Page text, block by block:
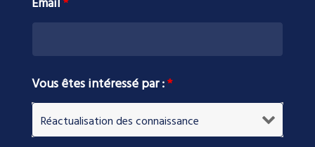
Vous êtes intéressé par :*